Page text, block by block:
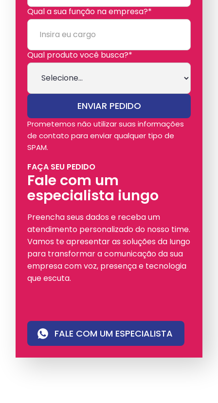
FAÇA SEU PEDIDO
Fale com um
especialista iungo
Preencha seus dados e receba um
atendimento personalizado do nosso time.
Vamos te apresentar as soluções da Iungo
para transformar a comunicação da sua
empresa com voz, presença e tecnologia
que escuta.
FALE COM UM ESPECIALISTA
Qual a sua função na empresa?*
Qual produto você busca?*
Prometemos não utilizar suas informações
de contato para enviar qualquer tipo de
SPAM.